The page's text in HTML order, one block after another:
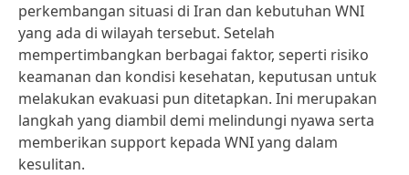
perkembangan situasi di Iran dan kebutuhan WNI
yang ada di wilayah tersebut. Setelah
mempertimbangkan berbagai faktor, seperti risiko
keamanan dan kondisi kesehatan, keputusan untuk
melakukan evakuasi pun ditetapkan. Ini merupakan
langkah yang diambil demi melindungi nyawa serta
memberikan support kepada WNI yang dalam
kesulitan.